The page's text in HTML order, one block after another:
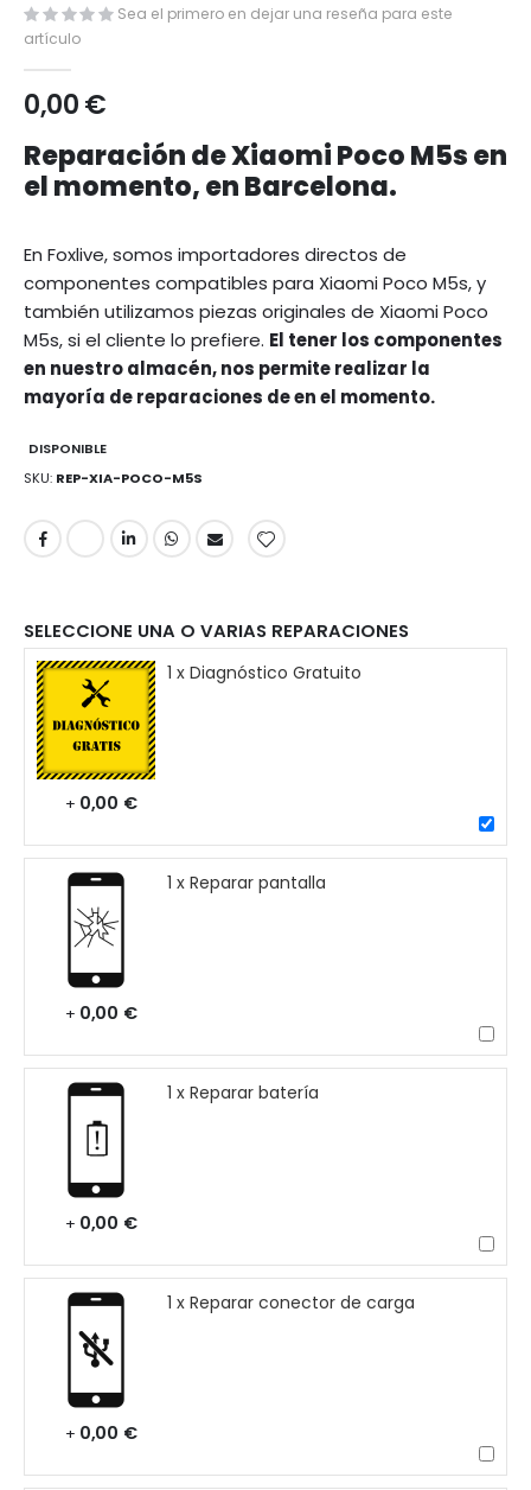
Sea el primero en dejar una reseña para este
artículo
0,00 €
Reparación de Xiaomi Poco M5s en
el momento, en Barcelona.
En Foxlive, somos importadores directos de
componentes compatibles para Xiaomi Poco M5s, y
también utilizamos piezas originales de Xiaomi Poco
M5s, si el cliente lo prefiere. El tener los componentes
en nuestro almacén, nos permite realizar la
mayoría de reparaciones de en el momento.
DISPONIBLE
SKU REP-XIA-POCO-M5S
SELECCIONE UNA O VARIAS REPARACIONES
1 x Diagnóstico Gratuito
+ 0,00 €
1 x Reparar pantalla
+ 0,00 €
1 x Reparar batería
+ 0,00 €
1 x Reparar conector de carga
+ 0,00 €